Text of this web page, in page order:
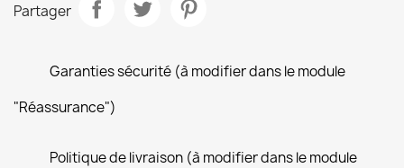
Partager
Garanties sécurité (à modifier dans le module
"Réassurance")
Politique de livraison (à modifier dans le module